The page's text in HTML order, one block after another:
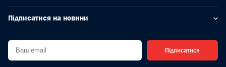
Підписатися на новини
Підписатися